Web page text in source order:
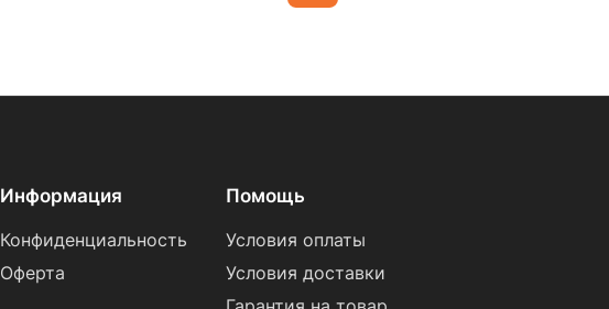
Информация
Конфиденциальность
Оферта
Помощь
Условия оплаты
Условия доставки